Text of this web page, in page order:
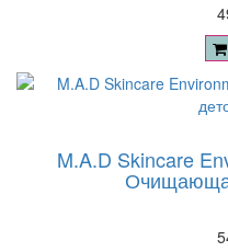
M.A.D Skincare